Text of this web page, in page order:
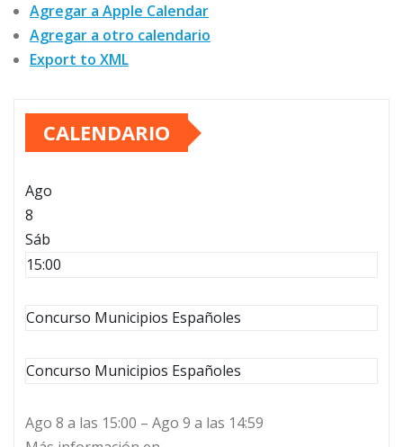
Agregar a Apple Calendar
Agregar a otro calendario
Export to XML
CALENDARIO
Ago
8
Sáb
15:00
Concurso Municipios Españoles
Concurso Municipios Españoles
Ago 8 a las 15:00 – Ago 9 a las 14:59